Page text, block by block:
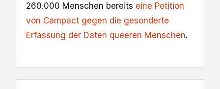
260.000 Menschen bereits eine Petition
von Campact gegen die gesonderte
Erfassung der Daten queeren Menschen.